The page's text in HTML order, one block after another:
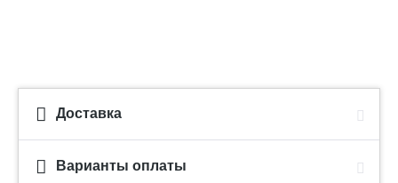
Доставка
Варианты оплаты